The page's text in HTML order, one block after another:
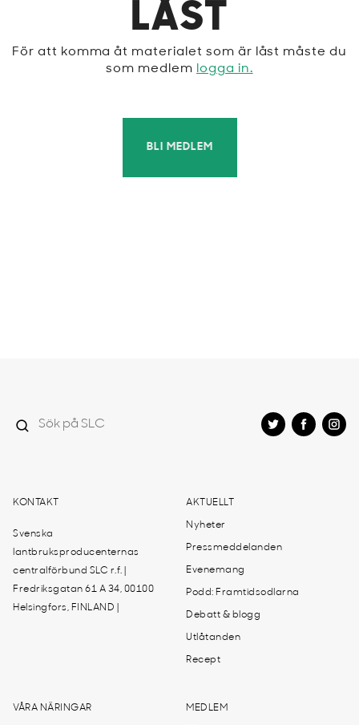
LÅST
För att komma åt materialet som är låst måste du
som medlem logga in.
BLI MEDLEM
KONTAKT
Svenska
lantbruksproducenternas
centralförbund SLC r.f. |
Fredriksgatan 61 A 34, 00100
Helsingfors, FINLAND |
AKTUELLT
Nyheter
Pressmeddelanden
Evenemang
Podd: Framtidsodlarna
Debatt & blogg
Utlåtanden
Recept
VÅRA NÄRINGAR MEDLEM